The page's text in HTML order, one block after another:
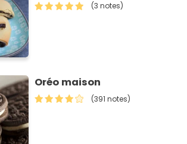
(3 notes)
Oréo maison
(391 notes)